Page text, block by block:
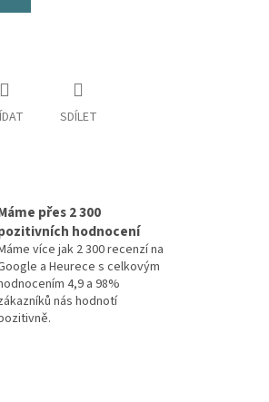
SDÍLET
přes 2 300
hodnocení
více jak 2 300 recenzí na
a Heurece s celkovým
4,9 a 98%
nás hodnotí